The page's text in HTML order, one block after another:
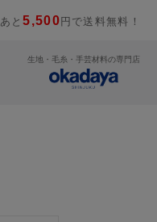
あと5,500 円で送料無料！
生地・毛糸・手芸材料の専門店